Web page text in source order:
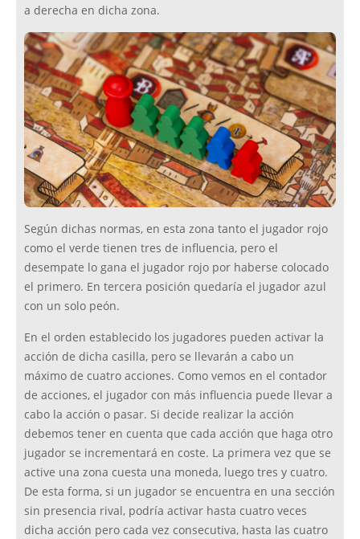
a derecha en dicha zona.
Según dichas normas, en esta zona tanto el jugador rojo
como el verde tienen tres de influencia, pero el
desempate lo gana el jugador rojo por haberse colocado
el primero. En tercera posición quedaría el jugador azul
con un solo peón.
En el orden establecido los jugadores pueden activar la
acción de dicha casilla, pero se llevarán a cabo un
máximo de cuatro acciones. Como vemos en el contador
de acciones, el jugador con más influencia puede llevar a
cabo la acción o pasar. Si decide realizar la acción
debemos tener en cuenta que cada acción que haga otro
jugador se incrementará en coste. La primera vez que se
active una zona cuesta una moneda, luego tres y cuatro.
De esta forma, si un jugador se encuentra en una sección
sin presencia rival, podría activar hasta cuatro veces
dicha acción pero cada vez consecutiva, hasta las cuatro